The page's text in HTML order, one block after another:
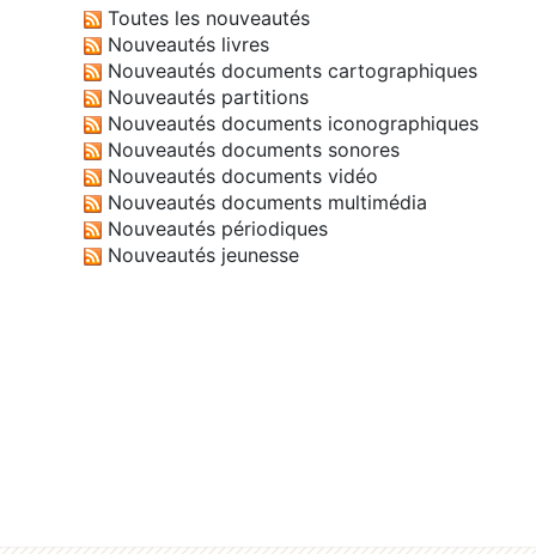
Toutes les nouveautés
Nouveautés livres
Nouveautés documents cartographiques
Nouveautés partitions
Nouveautés documents iconographiques
Nouveautés documents sonores
Nouveautés documents vidéo
Nouveautés documents multimédia
Nouveautés périodiques
Nouveautés jeunesse